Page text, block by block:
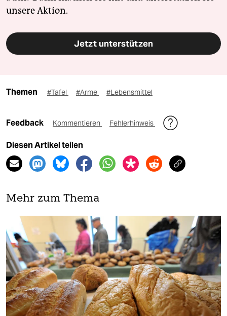
unsere Aktion.
Jetzt unterstützen
Themen #Tafel #Arme #Lebensmittel
Feedback Kommentieren Fehlerhinweis
Diesen Artikel teilen
Mehr zum Thema